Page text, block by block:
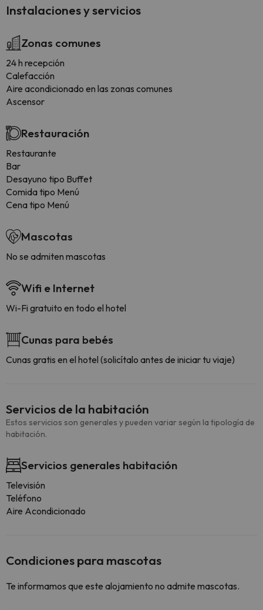
Instalaciones y servicios
Zonas comunes
24 h recepción
Calefacción
Aire acondicionado en las zonas comunes
Ascensor
Restauración
Restaurante
Bar
Desayuno tipo Buffet
Comida tipo Menú
Cena tipo Menú
Mascotas
No se admiten mascotas
Wifi e Internet
Wi-Fi gratuito en todo el hotel
Cunas para bebés
Cunas gratis en el hotel (solicítalo antes de iniciar tu viaje)
Servicios de la habitación
Estos servicios son generales y pueden variar según la tipología de
habitación.
Servicios generales habitación
Televisión
Teléfono
Aire Acondicionado
Condiciones para mascotas
Te informamos que este alojamiento no admite mascotas.